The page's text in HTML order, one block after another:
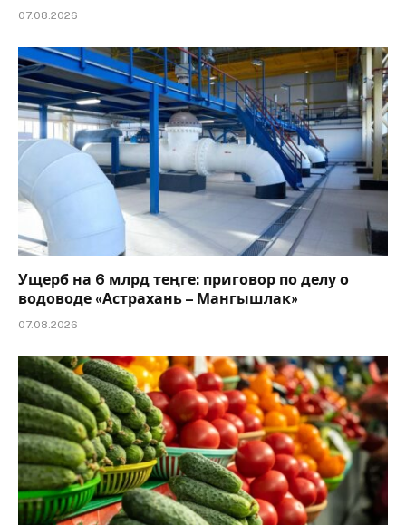
07.08.2026
Ущерб на 6 млрд теңге: приговор по делу о
водоводе «Астрахань – Мангышлак»
07.08.2026